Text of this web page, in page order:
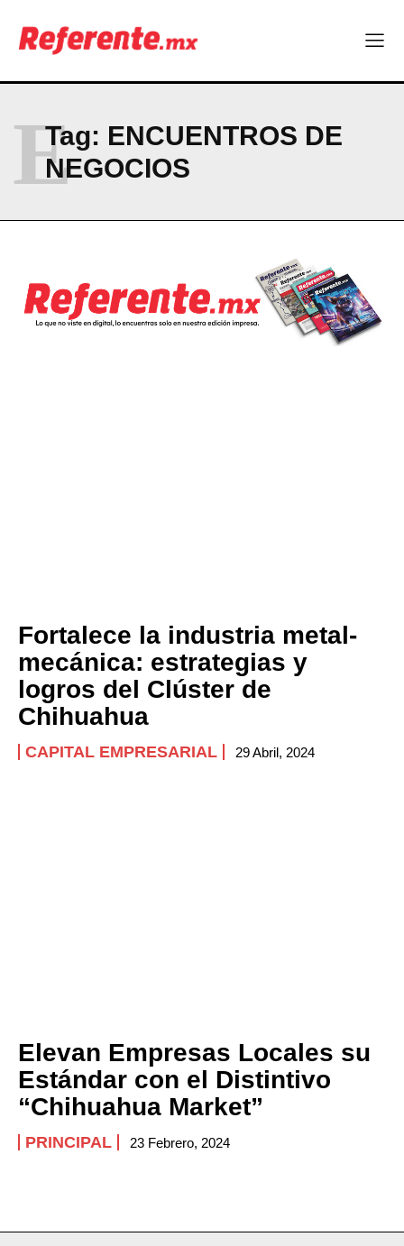
Tag: ENCUENTROS DE
NEGOCIOS
E
Fortalece la industria metal-
mecánica: estrategias y
logros del Clúster de
Chihuahua
CAPITAL EMPRESARIAL 29 Abril, 2024
Elevan Empresas Locales su
Estándar con el Distintivo
“Chihuahua Market”
PRINCIPAL 23 Febrero, 2024